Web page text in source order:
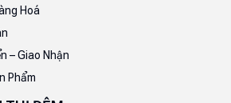
Hoá
– Giao Nhận
Phẩm